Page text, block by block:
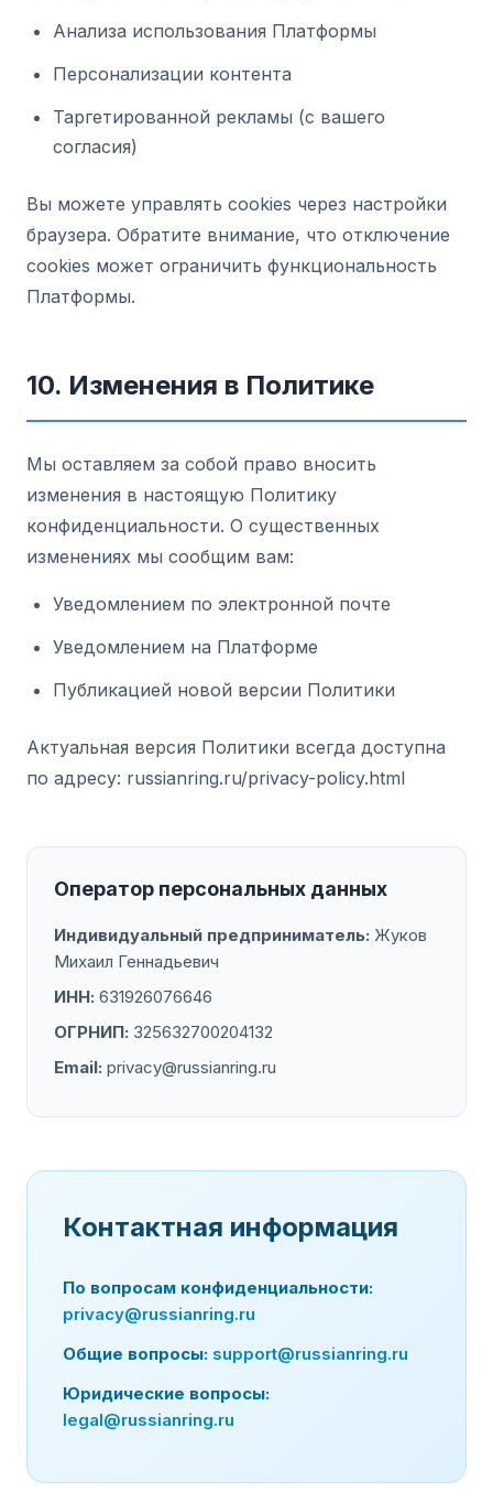
Анализа использования Платформы
Персонализации контента
Таргетированной рекламы (с вашего
согласия)
Вы можете управлять cookies через настройки
браузера. Обратите внимание, что отключение
cookies может ограничить функциональность
Платформы.
10. Изменения в Политике
Мы оставляем за собой право вносить
изменения в настоящую Политику
конфиденциальности. О существенных
изменениях мы сообщим вам:
Уведомлением по электронной почте
Уведомлением на Платформе
Публикацией новой версии Политики
Актуальная версия Политики всегда доступна
по адресу: russianring.ru/privacy-policy.html
Оператор персональных данных
Индивидуальный предприниматель: Жуков
Михаил Геннадьевич
ИНН: 631926076646
ОГРНИП: 325632700204132
Email: privacy@russianring.ru
Контактная информация
По вопросам конфиденциальности:
privacy@russianring.ru
Общие вопросы: support@russianring.ru
Юридические вопросы:
legal@russianring.ru